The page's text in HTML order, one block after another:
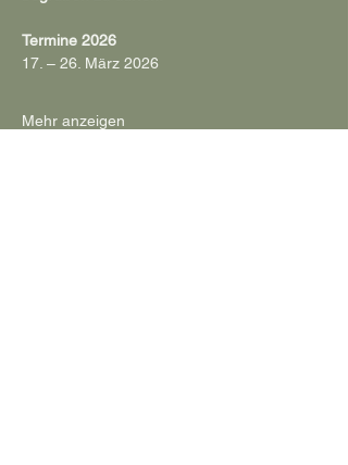
Termine 2026
17. – 26. März 2026
Mehr anzeigen